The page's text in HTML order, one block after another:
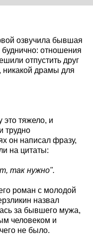
озвучила бывшая
отношения
отпустить друг
никакой драмы для
это тяжело, и
трудно
он написал фразу,
на цитаты:
так нужно".
роман с молодой
назвал
за бывшего мужа,
человеком и
не было.